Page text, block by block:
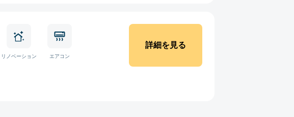
リノベーション エアコン
詳細を見る